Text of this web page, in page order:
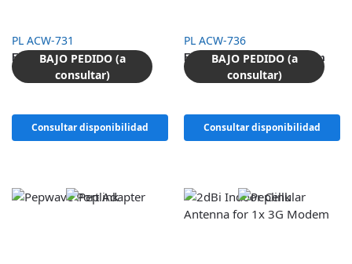
PL ACW-731
Ear Mounts
Consultar disponibilidad
BAJO PEDIDO (a
consultar)
PL ACW-736
Ear Mount for MAX BR1 Slim
Consultar disponibilidad
BAJO PEDIDO (a
consultar)